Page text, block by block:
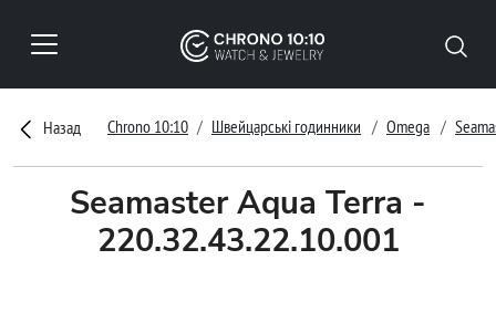
Назад Chrono 10:10 Швейцарські годинники Omega
Seamaster Aqua Terra -
220.32.43.22.10.001